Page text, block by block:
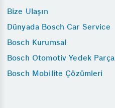
Bize Ulaşın
Dünyada Bosch Car Service
Bosch Kurumsal
Bosch Otomotiv Yedek Parça
Bosch Mobilite Çözümleri